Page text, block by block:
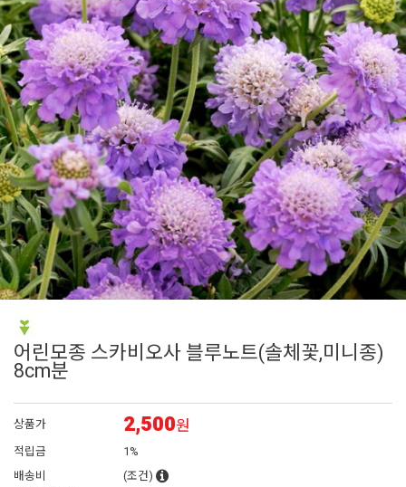
6 채송화
7 백합
8 시계초
9 숙근
10 플록스
어린모종 스카비오사 블루노트(솔체꽃,미니종)
8cm분
상품가 2,500원
적립금
1%
배송비
(조건)